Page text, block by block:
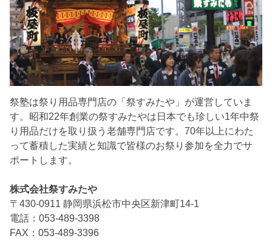
祭塾は祭り用品専門店の「祭すみたや」が運営していま
す。昭和22年創業の祭すみたやは日本でも珍しい1年中祭
り用品だけを取り扱う老舗専門店です。70年以上にわた
って蓄積した実績と知識で皆様のお祭り参加を全力でサ
ポートします。
株式会社祭すみたや
〒430-0911 静岡県浜松市中央区新津町14-1
電話：053-489-3398
FAX：053-489-3396